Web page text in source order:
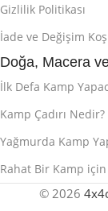
Gizlilik Politikası
İade ve Değişim
Doğa, Macera
İlk Defa Kamp
Kamp Çadırı
Yağmurda Kamp
Rahat Bir Kamp
© 2026